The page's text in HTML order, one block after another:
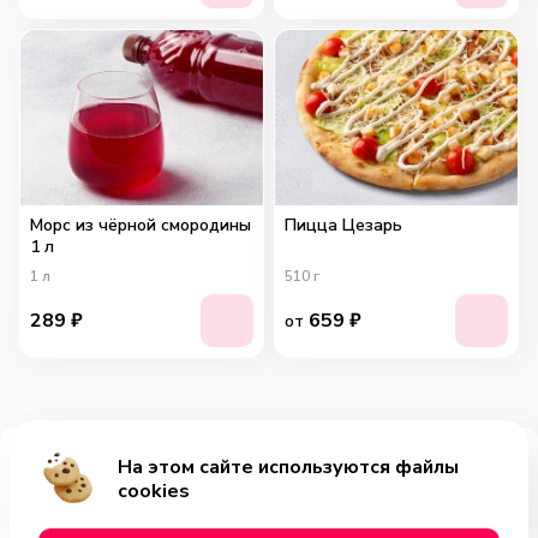
Добавить за 489₽
Морс из чёрной смородины
1 л
1 л
289 ₽
Пицца Цезарь
510 г
от 659 ₽
На этом сайте используются файлы
cookies